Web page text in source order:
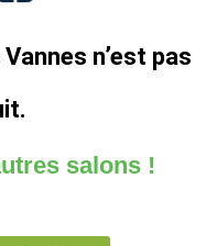
n’est pas
salons !